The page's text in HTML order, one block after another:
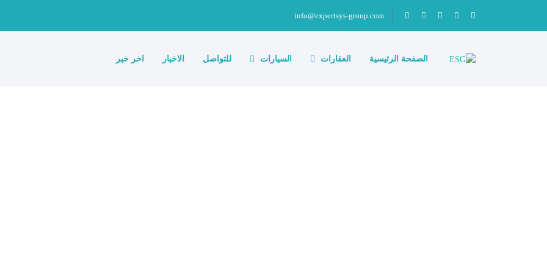
info@expertsys-group.com
الصفحة الرئيسية العقارات السيارات للتواصل الاخبار اخر خبر